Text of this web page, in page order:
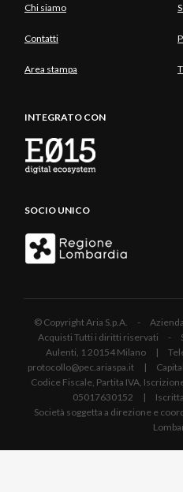
Chi siamo
Contatti
Area stampa
INTEGRATO CON
SOCIO UNICO
© Copyright Aria S.p.A. - Azienda
Acquisti Tutti i diritti riservati -
Aulenti, 1 20154 Milano |
protocollo@pec.ariaspa.it |
Codice Fiscale, Partita IVA,
05017630152 | Iscritta
Società soggetta a direzione e